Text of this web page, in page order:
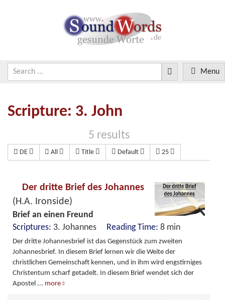
Menu
Scripture: 3. John
5 results
DE All Title Default 25
Der dritte Brief des Johannes
(H.A. Ironside)
Brief an einen Freund
Scriptures: 3. Johannes Reading Time: 8 min
Der dritte Johannesbrief ist das Gegenstück zum zweiten
Johannesbrief. In diesem Brief lernen wir die Weite der
christlichen Gemeinschaft kennen, und in ihm wird engstirniges
Christentum scharf getadelt. In diesem Brief wendet sich der
Apostel ... more